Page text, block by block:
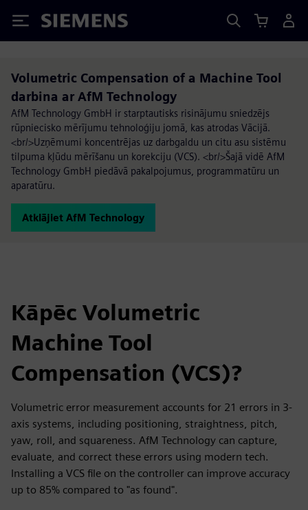
Siemens
Volumetric Compensation of a Machine Tool
darbina ar AfM Technology
AfM Technology GmbH ir starptautisks risinājumu sniedzējs
rūpniecisko mērījumu tehnoloģiju jomā, kas atrodas Vācijā.
<br/>Uzņēmumi koncentrējas uz darbgaldu un citu asu sistēmu
tilpuma kļūdu mērīšanu un korekciju (VCS). <br/>Šajā vidē AfM
Technology GmbH piedāvā pakalpojumus, programmatūru un
aparatūru.
Atklājiet AfM Technology
Kāpēc Volumetric
Machine Tool
Compensation (VCS)?
Volumetric error measurement accounts for 21 errors in 3-
axis systems, including positioning, straightness, pitch,
yaw, roll, and squareness. AfM Technology can capture,
evaluate, and correct these errors using modern tech.
Installing a VCS file on the controller can improve accuracy
up to 85% compared to "as found".